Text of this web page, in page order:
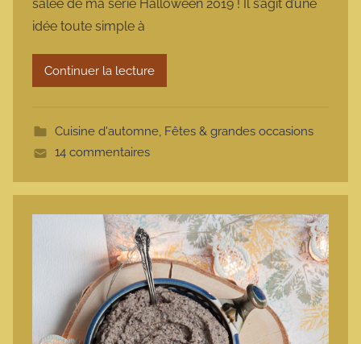
m
t
salée de ma série Halloween 2019 ! Il s’agit d’une
idée toute simple à
Continuer la lecture
Cuisine d'automne, Fêtes & grandes occasions
14 commentaires